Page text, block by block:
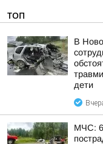
ТОП
В
дети
МЧС: 6